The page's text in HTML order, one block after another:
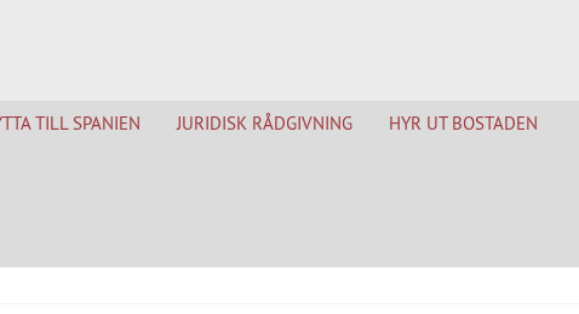
TILL SPANIEN JURIDISK RÅDGIVNING HYR UT BOSTADEN